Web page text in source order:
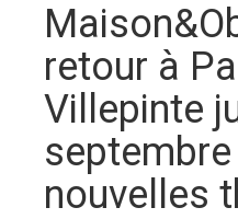
retour à
Villepinte
nouvelles